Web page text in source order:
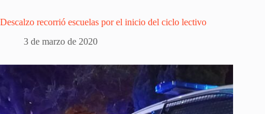
Descalzo recorrió escuelas por el inicio del ciclo lectivo
3 de marzo de 2020